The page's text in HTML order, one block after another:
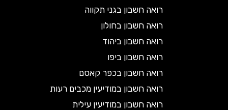
רואה חשבון בגני תקווה
רואה חשבון בחולון
רואה חשבון ביהוד
רואה חשבון ביפו
רואה חשבון בכפר קאסם
רואה חשבון במודיעין מכבים רעות
רואה חשבון במודיעין עילית